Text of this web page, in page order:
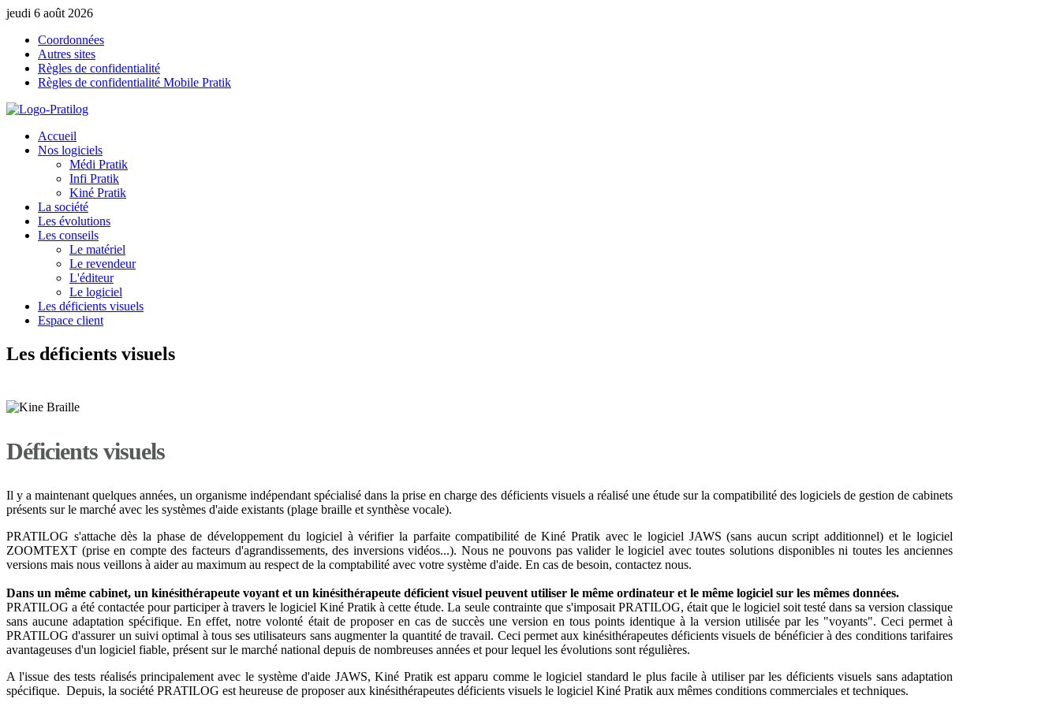
jeudi 6 août 2026
Coordonnées
Autres sites
Règles de confidentialité
Règles de confidentialité Mobile Pratik
Accueil
Nos logiciels
Médi Pratik
Infi Pratik
Kiné Pratik
La société
Les évolutions
Les conseils
Le matériel
Le revendeur
L'éditeur
Le logiciel
Les déficients visuels
Espace client
Les déficients visuels
Déficients visuels
Il y a maintenant quelques années, un organisme indépendant spécialisé dans la prise en charge des déficients visuels a réalisé une étude sur la compatibilité des logiciels de gestion de cabinets
présents sur le marché avec les systèmes d'aide existants (plage braille et synthèse vocale).
PRATILOG s'attache dès la phase de développement du logiciel à vérifier la parfaite compatibilité de Kiné Pratik avec le logiciel JAWS (sans aucun script additionnel) et le logiciel
ZOOMTEXT (prise en compte des facteurs d'agrandissements, des inversions vidéos...). Nous ne pouvons pas valider le logiciel avec toutes solutions disponibles ni toutes les anciennes
versions mais nous veillons à aider au maximum au respect de la comptabilité avec votre système d'aide. En cas de besoin, contactez nous.
Dans un même cabinet, un kinésithérapeute voyant et un kinésithérapeute déficient visuel peuvent utiliser le même ordinateur et le même logiciel sur les mêmes données.
PRATILOG a été contactée pour participer à travers le logiciel Kiné Pratik à cette étude. La seule contrainte que s'imposait PRATILOG, était que le logiciel soit testé dans sa version classique
sans aucune adaptation spécifique. En effet, notre volonté était de proposer en cas de succès une version en tous points identique à la version utilisée par les "voyants". Ceci permet à
PRATILOG d'assurer un suivi optimal à tous ses utilisateurs sans augmenter la quantité de travail. Ceci permet aux kinésithérapeutes déficients visuels de bénéficier à des conditions tarifaires
avantageuses d'un logiciel fiable, présent sur le marché national depuis de nombreuses années et pour lequel les évolutions sont régulières.
A l'issue des tests réalisés principalement avec le système d'aide JAWS, Kiné Pratik est apparu comme le logiciel standard le plus facile à utiliser par les déficients visuels sans adaptation
spécifique. Depuis, la société PRATILOG est heureuse de proposer aux kinésithérapeutes déficients visuels le logiciel Kiné Pratik aux mêmes conditions commerciales et techniques.